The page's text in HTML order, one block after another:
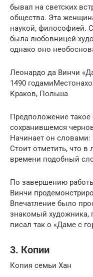
бывал на светских
общества. Эта
наукой, философией.
была любовницей
однако оно
Леонардо да Винчи
1490
Краков, Польша
Предположение такое
сохранившемся
Начинает он словами:
Стоит отметить, что в
времени подобный
По завершению
Винчи
Впечатление было
знакомый художника,
писал так о «Даме с
3. Копии
Копия семьи Хан